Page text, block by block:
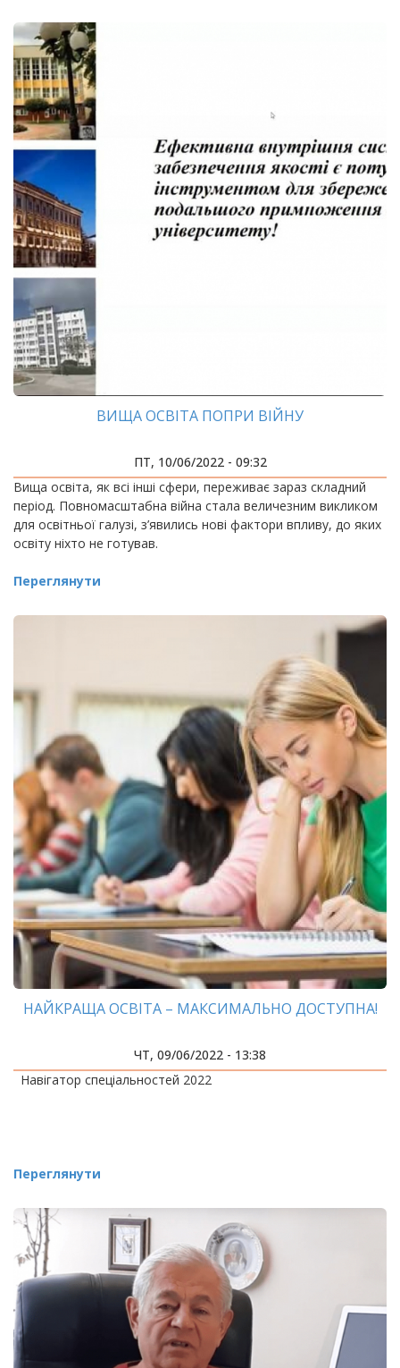
ВИЩА ОСВІТА ПОПРИ ВІЙНУ
ПТ, 10/06/2022 - 09:32
Вища освіта, як всі інші сфери, переживає зараз складний
період. Повномасштабна війна стала величезним викликом
для освітньої галузі, з’явились нові фактори впливу, до яких
освіту ніхто не готував.
Переглянути
НАЙКРАЩА ОСВІТА – МАКСИМАЛЬНО ДОСТУПНА!
ЧТ, 09/06/2022 - 13:38
Навігатор спеціальностей 2022
Переглянути